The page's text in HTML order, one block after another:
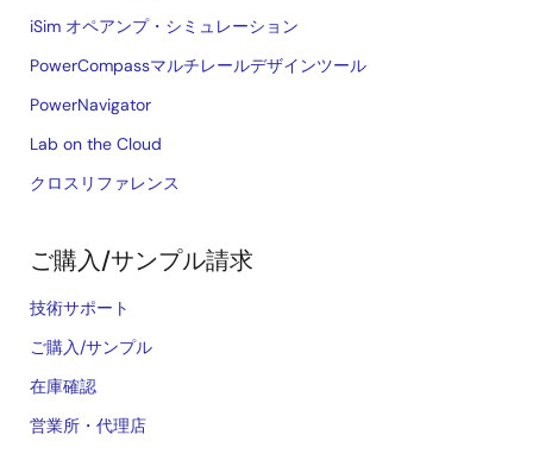
iSim オペアンプ・シミュレーション
PowerCompassマルチレールデザインツール
PowerNavigator
Lab on the Cloud
クロスリファレンス
ご購入/サンプル請求
技術サポート
ご購入/サンプル
在庫確認
営業所・代理店